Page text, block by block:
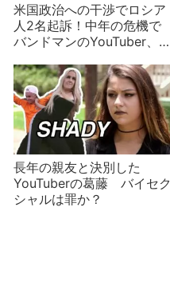
米国政治への干渉でロシア
人2名起訴！中年の危機で
バンドマンのYouTuber、
が誰が信じる？
長年の親友と決別した
YouTuberの葛藤 バイセク
シャルは罪か？